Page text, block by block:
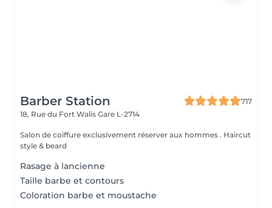
Barber Station
717
18, Rue du Fort Walis Gare L-2714
Salon de coiffure exclusivement réserver aux hommes . Haircut
style & beard
Rasage à lancienne
Taille barbe et contours
Coloration barbe et moustache